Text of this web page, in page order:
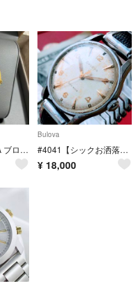
【希少】BULOVA ブローバ 手巻き 腕時計 ヴィンテージ ゴールド 稼動品
Bulova
#4041【シックお洒落】メンズ 腕時計 ブローバ 動作品 自動巻 アンティーク
¥ 18,000